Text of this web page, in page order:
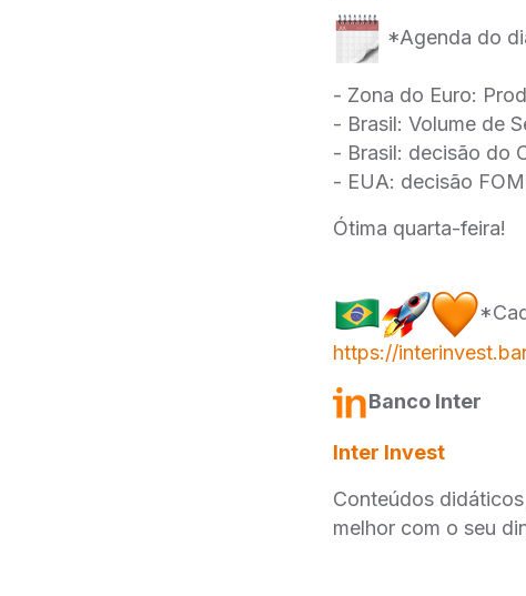
*Agenda do
- Zona do Euro:
- Brasil: Volume de
- Brasil: decisão do
- EUA: decisão
Ótima quarta-feira!
https://
Banco Inter
Inter Invest
Conteúdos
melhor com o seu